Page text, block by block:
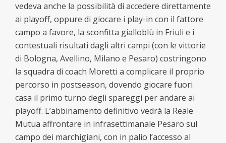
vedeva anche la possibilità di accedere direttamente
ai playoff, oppure di giocare i play-in con il fattore
campo a favore, la sconfitta gialloblù in Friuli e i
contestuali risultati dagli altri campi (con le vittorie
di Bologna, Avellino, Milano e Pesaro) costringono
la squadra di coach Moretti a complicare il proprio
percorso in postseason, dovendo giocare fuori
casa il primo turno degli spareggi per andare ai
playoff. L’abbinamento definitivo vedrà la Reale
Mutua affrontare in infrasettimanale Pesaro sul
campo dei marchigiani, con in palio l’accesso al